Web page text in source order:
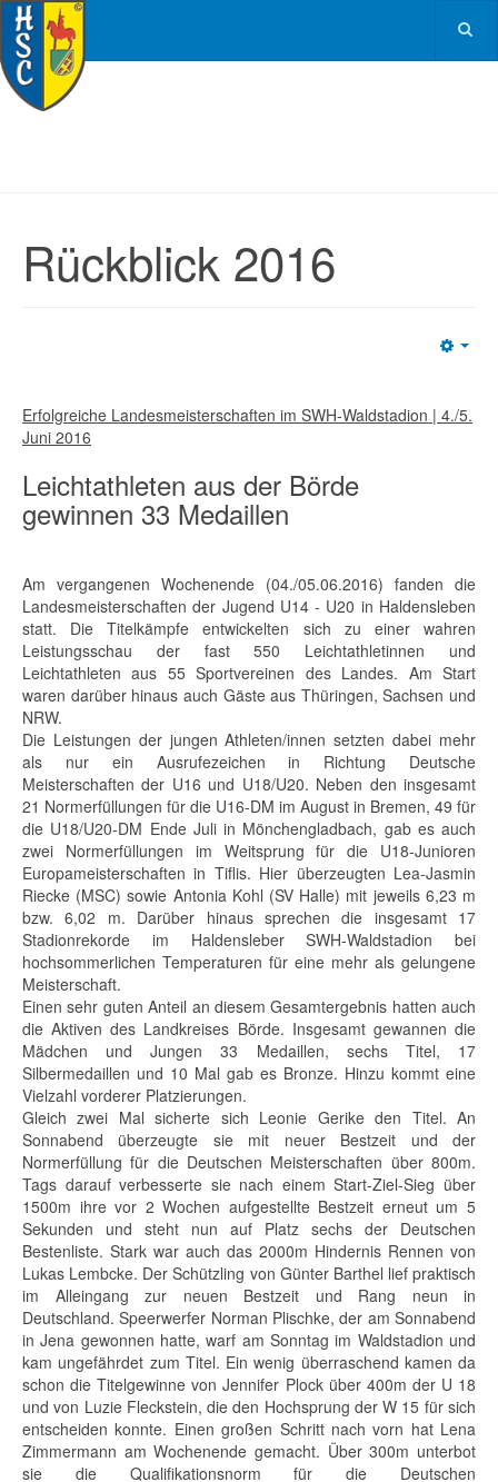
Rückblick 2016
Erfolgreiche Landesmeisterschaften im SWH-Waldstadion | 4./5.
Juni 2016
Leichtathleten aus der Börde
gewinnen 33 Medaillen
Am vergangenen Wochenende (04./05.06.2016) fanden die
Landesmeisterschaften der Jugend U14 - U20 in Haldensleben
statt. Die Titelkämpfe entwickelten sich zu einer wahren
Leistungsschau der fast 550 Leichtathletinnen und
Leichtathleten aus 55 Sportvereinen des Landes. Am Start
waren darüber hinaus auch Gäste aus Thüringen, Sachsen und
NRW.
Die Leistungen der jungen Athleten/innen setzten dabei mehr
als nur ein Ausrufezeichen in Richtung Deutsche
Meisterschaften der U16 und U18/U20. Neben den insgesamt
21 Normerfüllungen für die U16-DM im August in Bremen, 49 für
die U18/U20-DM Ende Juli in Mönchengladbach, gab es auch
zwei Normerfüllungen im Weitsprung für die U18-Junioren
Europameisterschaften in Tiflis. Hier überzeugten Lea-Jasmin
Riecke (MSC) sowie Antonia Kohl (SV Halle) mit jeweils 6,23 m
bzw. 6,02 m. Darüber hinaus sprechen die insgesamt 17
Stadionrekorde im Haldensleber SWH-Waldstadion bei
hochsommerlichen Temperaturen für eine mehr als gelungene
Meisterschaft.
Einen sehr guten Anteil an diesem Gesamtergebnis hatten auch
die Aktiven des Landkreises Börde. Insgesamt gewannen die
Mädchen und Jungen 33 Medaillen, sechs Titel, 17
Silbermedaillen und 10 Mal gab es Bronze. Hinzu kommt eine
Vielzahl vorderer Platzierungen.
Gleich zwei Mal sicherte sich Leonie Gerike den Titel. An
Sonnabend überzeugte sie mit neuer Bestzeit und der
Normerfüllung für die Deutschen Meisterschaften über 800m.
Tags darauf verbesserte sie nach einem Start-Ziel-Sieg über
1500m ihre vor 2 Wochen aufgestellte Bestzeit erneut um 5
Sekunden und steht nun auf Platz sechs der Deutschen
Bestenliste. Stark war auch das 2000m Hindernis Rennen von
Lukas Lembcke. Der Schützling von Günter Barthel lief praktisch
im Alleingang zur neuen Bestzeit und Rang neun in
Deutschland. Speerwerfer Norman Plischke, der am Sonnabend
in Jena gewonnen hatte, warf am Sonntag im Waldstadion und
kam ungefährdet zum Titel. Ein wenig überraschend kamen da
schon die Titelgewinne von Jennifer Plock über 400m der U 18
und von Luzie Fleckstein, die den Hochsprung der W 15 für sich
entscheiden konnte. Einen großen Schritt nach vorn hat Lena
Zimmermann am Wochenende gemacht. Über 300m unterbot
sie die Qualifikationsnorm für die Deutschen